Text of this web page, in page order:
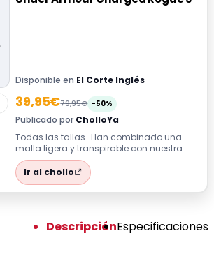
Disponible en El Corte Inglés
39,95€79,95€ -50%
Publicado por CholloYa
Todas las tallas · Han combinado una
malla ligera y transpirable con nuestra
mediasuela Charged Cushioning para
una m...
Ir al chollo
DescripciónEspecificaciones